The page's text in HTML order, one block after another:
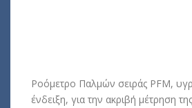
Ροόμετρο Παλμών σειράς PFM,
ένδειξη, για την ακριβή μέτρηση